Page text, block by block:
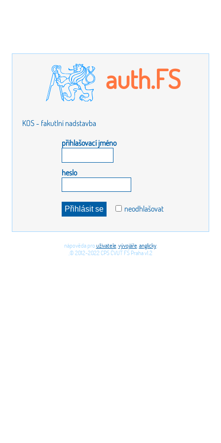
auth.FS
KOS - fakutlní nadstavba
přihlašovací jméno
heslo
neodhlašovat
nápověda pro uživatele vývojáře anglicky,
,© 2012-2022 CPS ČVUT FS Praha v1.2